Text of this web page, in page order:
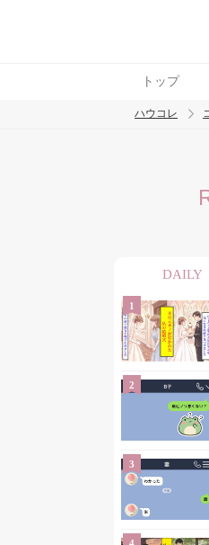
トップ
トレンド
ハウコレ
DAILY